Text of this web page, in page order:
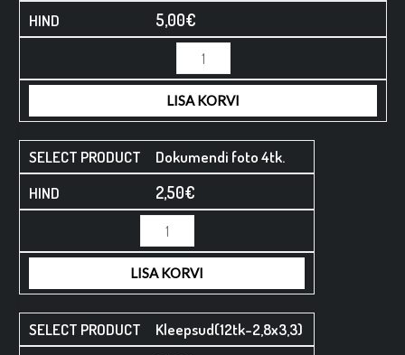
5,00€
Minus
Quantity
Minus
QuantityQuantity
Quantity
LISA KORVI
Dokumendi foto 4tk.
2,50€
LISA KORVI
Kleepsud(12tk-2,8x3,3)